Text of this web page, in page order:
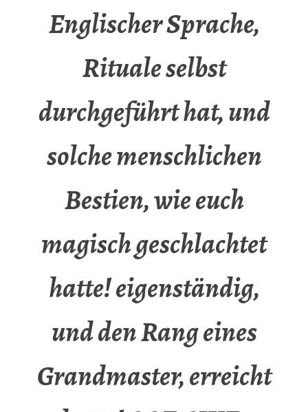
Englischer Sprache,
Rituale selbst
durchgeführt hat, und
solche menschlichen
Bestien, wie euch
magisch geschlachtet
hatte! eigenständig,
und den Rang eines
Grandmaster, erreicht